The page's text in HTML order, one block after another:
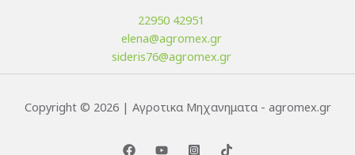
22950 42951
elena@agromex.gr
sideris76@agromex.gr
Copyright © 2026 | Αγροτικα Μηχανηματα - agromex.gr